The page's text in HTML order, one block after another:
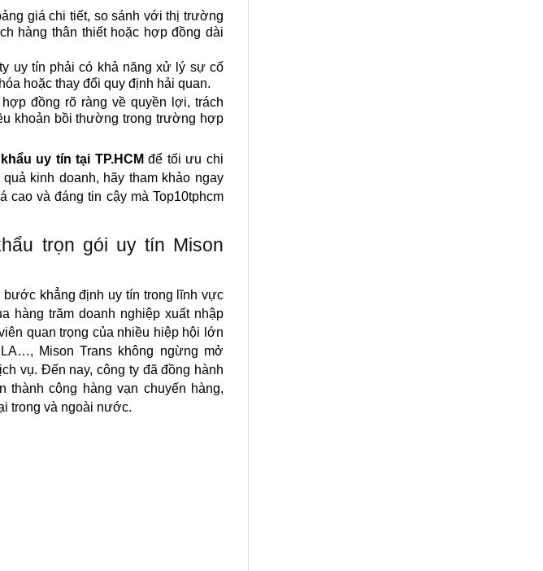
giá chi tiết, so sánh với thị trường
hàng thân thiết hoặc hợp đồng dài
uy tín phải có khả năng xử lý sự cố
hoặc thay đổi quy định hải quan.
đồng rõ ràng về quyền lợi, trách
khoản bồi thường trong trường hợp
uy tín tại TP.HCM để tối ưu chi
kinh doanh, hãy tham khảo ngay
và đáng tin cậy mà Top10tphcm
trọn gói uy tín Mison
khẳng định uy tín trong lĩnh vực
hàng trăm doanh nghiệp xuất nhập
quan trọng của nhiều hiệp hội lớn
Mison Trans không ngừng mở
vụ. Đến nay, công ty đã đồng hành
thành công hàng vạn chuyến hàng,
trong và ngoài nước.